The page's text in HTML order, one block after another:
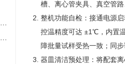
槽、离心管夹具、真空管
整机功能自检：接通电源
控温精度可达 ±1℃，内置
障批量试样受热一致；同
器皿清洁预处理：将配套
防锈油脂盐雾腐蚀试验器的常见故障与解决方法
防锈油脂盐雾腐蚀试验器的常见故障与解决方法